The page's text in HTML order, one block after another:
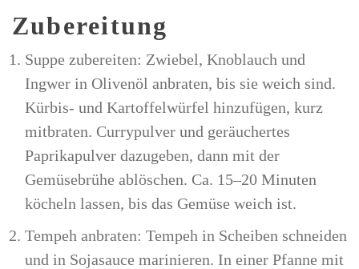
Zubereitung
Suppe zubereiten: Zwiebel, Knoblauch und
Ingwer in Olivenöl anbraten, bis sie weich sind.
Kürbis- und Kartoffelwürfel hinzufügen, kurz
mitbraten. Currypulver und geräuchertes
Paprikapulver dazugeben, dann mit der
Gemüsebrühe ablöschen. Ca. 15–20 Minuten
köcheln lassen, bis das Gemüse weich ist.
Tempeh anbraten: Tempeh in Scheiben schneiden
und in Sojasauce marinieren. In einer Pfanne mit